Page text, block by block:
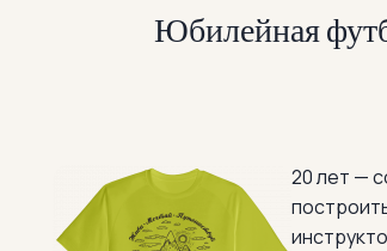
Юбилейная
20 лет —